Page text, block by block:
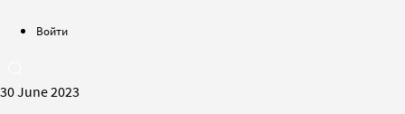
Войти
30 June 2023